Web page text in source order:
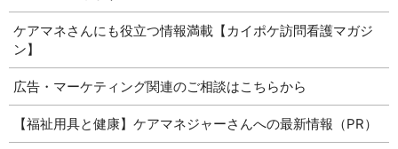
ケアマネさんにも役立つ情報満載【カイポケ訪問看護マガジ
ン】
広告・マーケティング関連のご相談はこちらから
【福祉用具と健康】ケアマネジャーさんへの最新情報（PR）